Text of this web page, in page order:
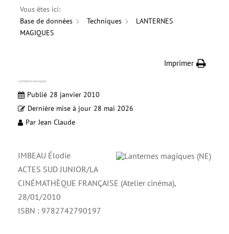
Vous êtes ici:
Base de données
Techniques
LANTERNES
MAGIQUES
Imprimer
LANTERNES MAGIQUES
Publié 28 janvier 2010
Dernière mise à jour 28 mai 2026
Par Jean Claude
IMBEAU Élodie
ACTES SUD JUNIOR/LA
CINÉMATHÈQUE FRANÇAISE (Atelier cinéma),
28/01/2010
ISBN : 9782742790197